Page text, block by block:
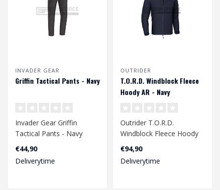
INVADER GEAR
Griffin Tactical Pants - Navy
Invader Gear Griffin
Tactical Pants - Navy
€44,90
Deliverytime
OUTRIDER
T.O.R.D. Windblock Fleece
Hoody AR - Navy
Outrider T.O.R.D.
Windblock Fleece Hoody
AR - Navy
€94,90
Deliverytime